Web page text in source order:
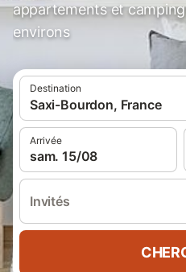
appartements et
environs
Destination
Saxi-Bourdon, France
Arrivée
sam. 15/08
Invités